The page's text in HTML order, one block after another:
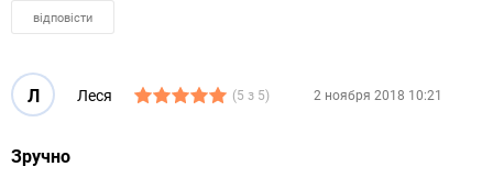
відповісти
Л Леся (5 з 5) 2 ноября 2018 10:21
Зручно